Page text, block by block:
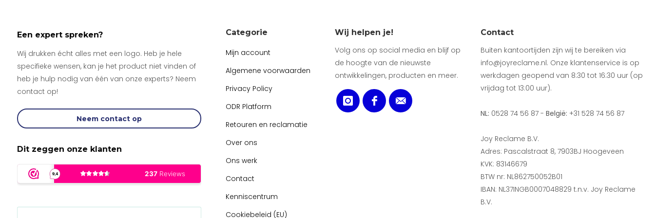
Een expert spreken?
Wij drukken écht alles met een logo. Heb je hele
specifieke wensen, kan je het product niet vinden of
heb je hulp nodig van één van onze experts? Neem
contact op!
Neem contact op
Dit zeggen onze klanten
Categorie
Mijn account
Algemene voorwaarden
Privacy Policy
ODR Platform
Retouren en reclamatie
Over ons
Ons werk
Contact
Kenniscentrum
Cookiebeleid (EU)
Wij helpen je!
Volg ons op social media en blijf op
de hoogte van de nieuwste
ontwikkelingen, producten en meer.
Contact
Buiten kantoortijden zijn wij te bereiken via
info@joyreclame.nl. Onze klantenservice is op
werkdagen geopend van 8:30 tot 16:30 uur (op
vrijdag tot 13:00 uur).
NL: 0528 74 56 87 - België: +31 528 74 56 87
Joy Reclame B.V.
Adres: Pascalstraat 8, 7903BJ Hoogeveen
KVK: 83146679
BTW nr: NL862750052B01
IBAN: NL37INGB0007048829 t.n.v. Joy Reclame
B.V.